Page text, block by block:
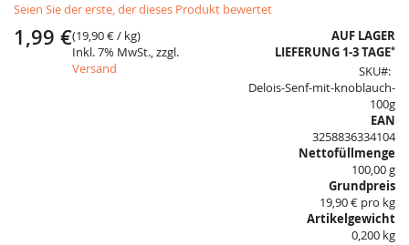
to
the
beginning
Seien Sie der erste, der dieses Produkt bewertet
1,99 €(19,90 €/ kg)
Inkl. 7% MwSt., zzgl.
Versand
AUF LAGER
LIEFERUNG 1-3 TAGE*
SKU
Delois-Senf-mit-knoblauch-
100g
EAN
3258836334104
Nettofüllmenge
100,00 g
Grundpreis
19,90 € pro kg
Artikelgewicht
0,200 kg